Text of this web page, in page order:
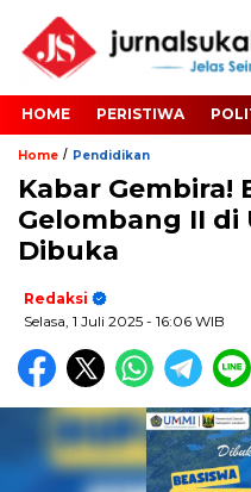
HOME PERISTIWA
Home / Pendidikan
Kabar Gembira!
Gelombang II di
Dibuka
Redaksi
Selasa, 1 Juli 2025 - 16:06 WIB